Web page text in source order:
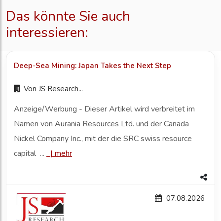
Das könnte Sie auch
interessieren:
Deep-Sea Mining: Japan Takes the Next Step
Von JS Research...
Anzeige/Werbung - Dieser Artikel wird verbreitet im
Namen von Aurania Resources Ltd. und der Canada
Nickel Company Inc., mit der die SRC swiss resource
capital ...
| mehr
07.08.2026